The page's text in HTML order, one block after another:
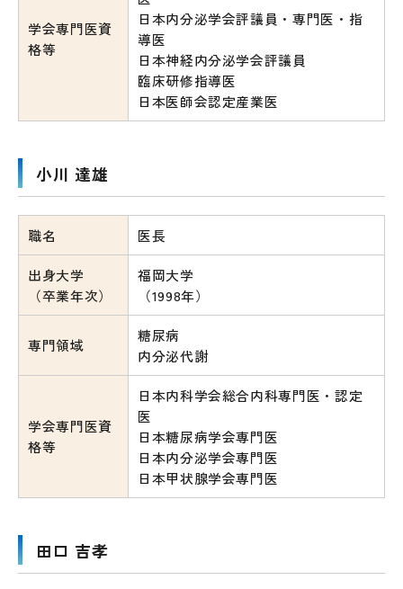
学会専門医資
格等
日本内分泌学会評議員・専門医・指
導医
日本神経内分泌学会評議員
臨床研修指導医
日本医師会認定産業医
小川 達雄
職名 医長
出身大学
（卒業年次）
福岡大学
（1998年）
専門領域
糖尿病
内分泌代謝
学会専門医資
格等
日本内科学会総合内科専門医・認定
医
日本糖尿病学会専門医
日本内分泌学会専門医
日本甲状腺学会専門医
田口 吉孝